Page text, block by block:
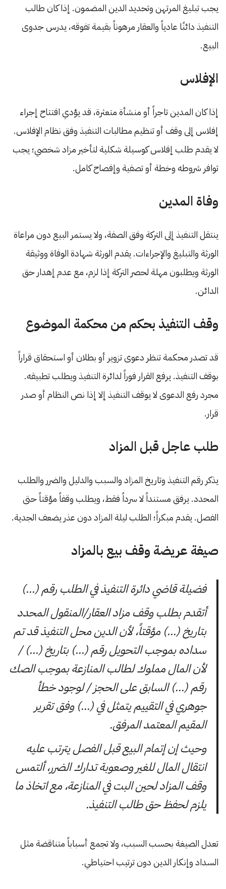
يجب تبليغ المرتهن وتحديد الدين المضمون. إذا كان طالب
التنفيذ دائنًا عادياً والعقار مرهوناً بقيمة تفوقه، يدرس جدوى
البيع.
الإفلاس
إذا كان المدين تاجراً أو منشأة متعثرة، قد يؤدي افتتاح إجراء
إفلاس إلى وقف أو تنظيم مطالبات التنفيذ وفق نظام الإفلاس.
لا يقدم طلب إفلاس كوسيلة شكلية لتأخير مزاد شخصي؛ يجب
توافر شروطه وخطة أو تصفية وإفصاح كامل.
وفاة المدين
ينتقل التنفيذ إلى التركة وفق الصفة، ولا يستمر البيع دون مراعاة
الورثة والتبليغ والإجراءات. يقدم الورثة شهادة الوفاة ووثيقة
الورثة ويطلبون مهلة لحصر التركة إذا لزم، مع عدم إهدار حق
الدائن.
وقف التنفيذ بحكم من محكمة الموضوع
قد تصدر محكمة تنظر دعوى تزوير أو بطلان أو استحقاق قراراً
بوقف التنفيذ. يرفع القرار فوراً لدائرة التنفيذ ويطلب تطبيقه.
مجرد رفع الدعوى لا يوقف التنفيذ إلا إذا نص النظام أو صدر
قرار.
طلب عاجل قبل المزاد
يذكر رقم التنفيذ وتاريخ المزاد والسبب والدليل والضرر والطلب
المحدد. يرفق مستنداً لا سرداً فقط، ويطلب وقفاً مؤقتاً حتى
الفصل. يقدم مبكراً؛ الطلب ليلة المزاد دون عذر يضعف الجدية.
صيغة عريضة وقف بيع بالمزاد
فضيلة قاضي دائرة التنفيذ في الطلب رقم (…)
أتقدم بطلب وقف مزاد العقار/المنقول المحدد
بتاريخ (…) مؤقتاً، لأن الدين محل التنفيذ قد تم
سداده بموجب التحويل رقم (…) بتاريخ (…) /
لأن المال مملوك لطالب المنازعة بموجب الصك
رقم (…) السابق على الحجز / لوجود خطأ
جوهري في التقييم يتمثل في (…) وفق تقرير
المقيم المعتمد المرفق.
وحيث إن إتمام البيع قبل الفصل يترتب عليه
انتقال المال للغير وصعوبة تدارك الضرر، ألتمس
وقف المزاد لحين البت في المنازعة، مع اتخاذ ما
يلزم لحفظ حق طالب التنفيذ.
تعدل الصيغة بحسب السبب، ولا تجمع أسباباً متناقضة مثل
السداد وإنكار الدين دون ترتيب احتياطي.